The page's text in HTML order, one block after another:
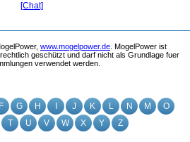
F G H J K L N M
O
T U V W X Y Z
[Chat]
www.mogelpower.de. MogelPower ist
geschützt und darf nicht als Grundlage fuer
verwendet werden.